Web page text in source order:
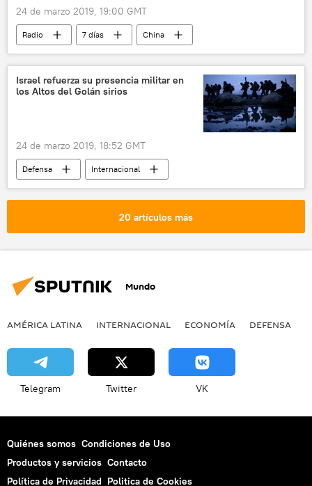
24 de marzo 2019, 19:00 GMT
Radio 7 días
China
Crimea
Italia
Yugoslavia
OTAN
Bombardeo de la OTAN a Yugoslavia (1999)
Israel refuerza su presencia militar en
los Altos del Golán sirios
24 de marzo 2019, 18:52 GMT
Defensa
Internacional
🌍 Oriente Medio
Siria
Israel
La polémica decisión de Trump sobre los Altos del Golán
noticias
20 artículos más
Mundo
AMÉRICA LATINA INTERNACIONAL ECONOMÍA DEFENSA
Telegram Twitter VK
Quiénes somos Condiciones de Uso
Productos y servicios Contacto
Política de Privacidad Politica de Cookies